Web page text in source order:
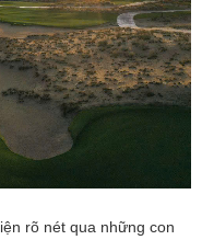
rõ nét qua những con